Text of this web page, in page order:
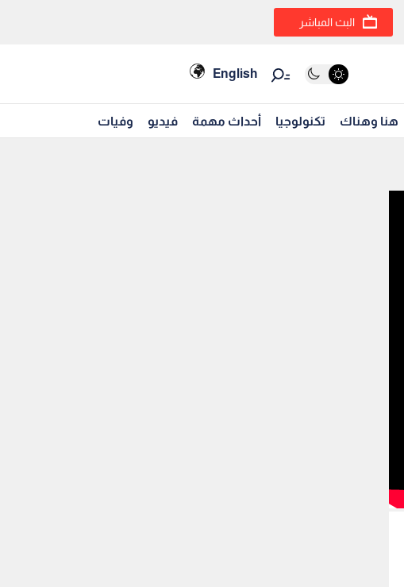
البث المباشر
English
هنا وهناك تكنولوجيا أحداث مهمة فيديو وفيات